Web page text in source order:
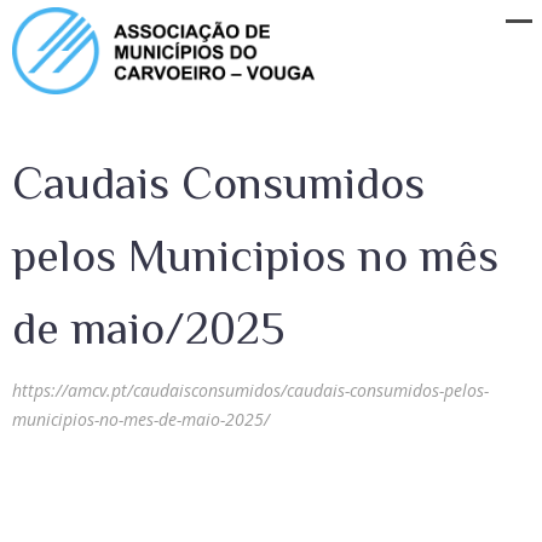
Caudais Consumidos
pelos Municipios no mês
de maio/2025
https://amcv.pt/caudaisconsumidos/caudais-consumidos-pelos-
municipios-no-mes-de-maio-2025/